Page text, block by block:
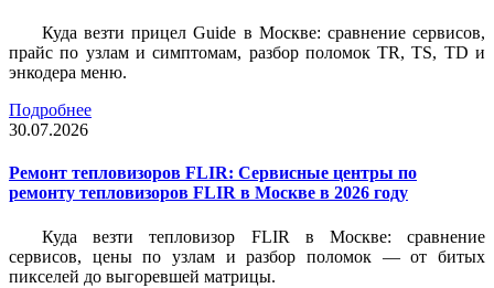
Куда везти прицел Guide в Москве: сравнение сервисов,
прайс по узлам и симптомам, разбор поломок TR, TS, TD и
энкодера меню.
Подробнее
30.07.2026
Ремонт тепловизоров FLIR: Сервисные центры по
ремонту тепловизоров FLIR в Москве в 2026 году
Куда везти тепловизор FLIR в Москве: сравнение
сервисов, цены по узлам и разбор поломок — от битых
пикселей до выгоревшей матрицы.